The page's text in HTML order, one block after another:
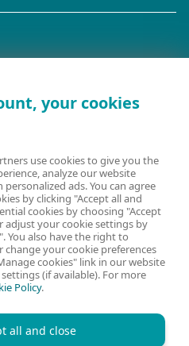
klant?
your cookies
use cookies to give you the
analyze our website
ads. You can agree
by clicking "Accept all and
cookies by choosing "Accept
adjust your cookie settings by
You also have the right to
your cookie preferences
cookies" link in our website
(if available). For more
Policy.
all and close